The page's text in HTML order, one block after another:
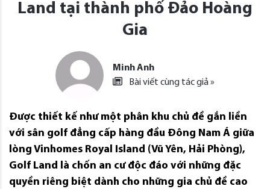
Land tại thành phố Đảo Hoàng
Gia
Minh Anh
Bài viết cùng tác giả »
Được thiết kế như một phân khu chủ đề gắn liền
với sân golf đẳng cấp hàng đầu Đông Nam Á giữa
lòng Vinhomes Royal Island (Vũ Yên, Hải Phòng),
Golf Land là chốn an cư độc đáo với những đặc
quyền riêng biệt dành cho những gia chủ đề cao